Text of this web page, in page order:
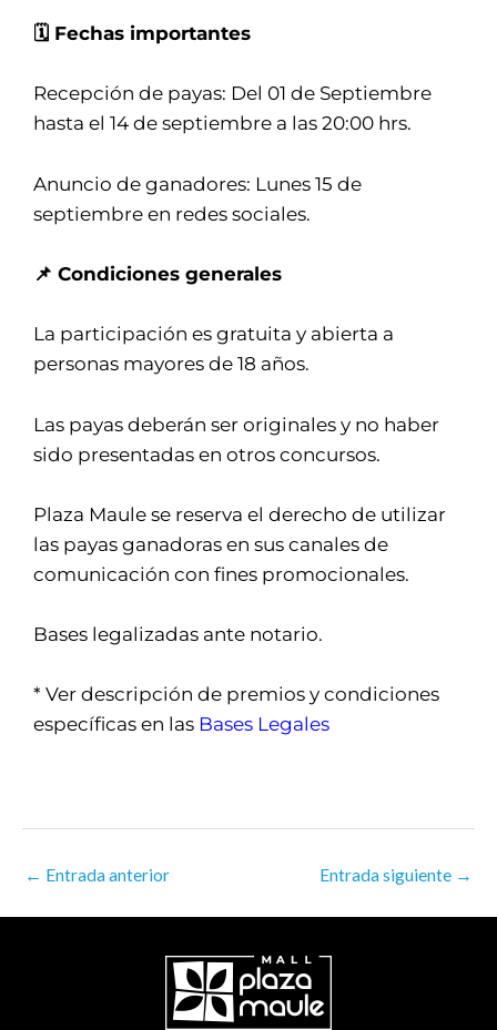
🗓 Fechas importantes
Recepción de payas: Del 01 de Septiembre
hasta el 14 de septiembre a las 20:00 hrs.
Anuncio de ganadores: Lunes 15 de
septiembre en redes sociales.
📌 Condiciones generales
La participación es gratuita y abierta a
personas mayores de 18 años.
Las payas deberán ser originales y no haber
sido presentadas en otros concursos.
Plaza Maule se reserva el derecho de utilizar
las payas ganadoras en sus canales de
comunicación con fines promocionales.
Bases legalizadas ante notario.
* Ver descripción de premios y condiciones
específicas en las Bases Legales
← Entrada anterior Entrada siguiente →